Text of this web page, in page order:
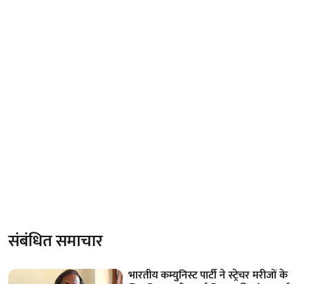
संबंधित समाचार
भारतीय कम्युनिस्ट पार्टी ने स्ट्रेचर मरीजों के